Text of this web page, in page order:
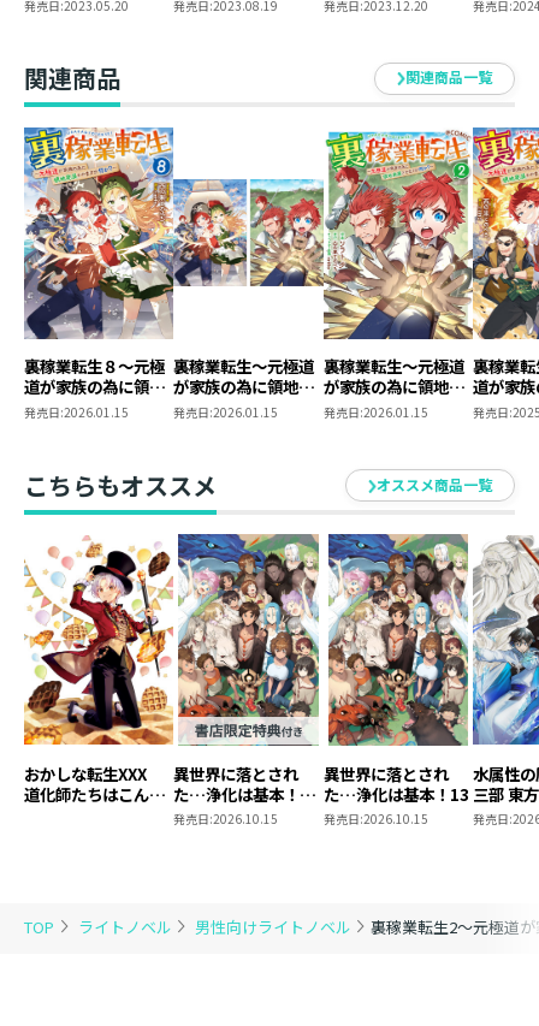
TOP ライトノベル 男性向けライトノベル 裏稼業転生2～元極道
～
発売日:2023.05.20
か？～
発売日:2023.08.19
か？～
発売日:2023.12.20
か？～
発売日:
関連商品 関連商品一覧
裏稼業転生８～元極
道が家族の為に領地
発展させますが何
発売日:2026.01.15
裏稼業転生～元極道
が家族の為に領地発
展させますが何か？
ット【特典SS付き】
発売日:2026.01.15
裏稼業転生～元極道
が家族の為に領地発
展させますが何か？
発売日:2026.01.15
裏稼業
道が家
発展さ
発売日:
こちらもオススメ オススメ商品一覧
おかしな転生XXX
道化師たちはこんが
異世界に落とされ
た…浄化は基本！
13【ピッコマ限定
発売日:2026.10.15
異世界に落とされ
た…浄化は基本！13
発売日:2026.10.15
水属性
三部 東
発売日: